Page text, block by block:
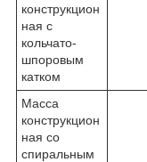
конструкцион
ная с
кольчато-
шпоровым
катком
Масса
конструкцион
ная со
спиральным